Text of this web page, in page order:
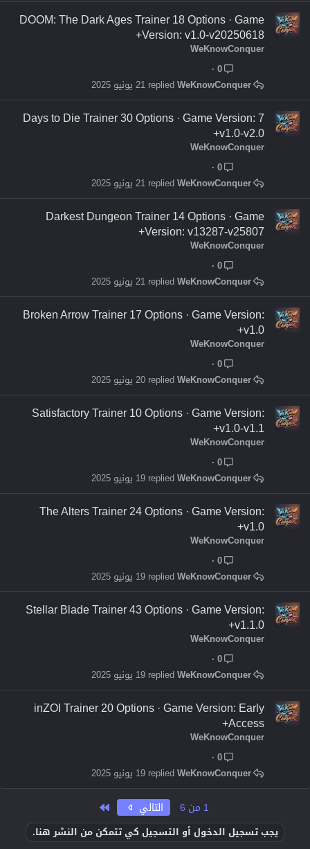
DOOM: The Dark Ages Trainer 18 Options · Game
Version: v1.0-v20250618+
WeKnowConquer
0
21 يونيو 2025
WeKnowConquer
7 Days to Die Trainer 30 Options · Game Version:
v1.0-v2.0+
WeKnowConquer
0
21 يونيو 2025
WeKnowConquer
Darkest Dungeon Trainer 14 Options · Game
Version: v13287-v25807+
WeKnowConquer
0
21 يونيو 2025
WeKnowConquer
Broken Arrow Trainer 17 Options · Game Version:
v1.0+
WeKnowConquer
0
20 يونيو 2025
WeKnowConquer
Satisfactory Trainer 10 Options · Game Version:
v1.0-v1.1+
WeKnowConquer
0
19 يونيو 2025
WeKnowConquer
The Alters Trainer 24 Options · Game Version:
v1.0+
WeKnowConquer
0
19 يونيو 2025
WeKnowConquer
Stellar Blade Trainer 43 Options · Game Version:
v1.1.0+
WeKnowConquer
0
19 يونيو 2025
WeKnowConquer
inZOI Trainer 20 Options · Game Version: Early
Access+
WeKnowConquer
0
19 يونيو 2025
WeKnowConquer
1 من 6 التالي
يجب تسجيل الدخول أو التسجيل كي تتمكن من النشر هنا.